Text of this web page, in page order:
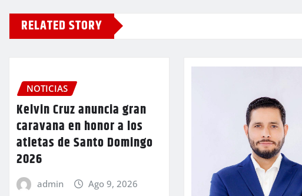
RELATED STORY
NOTICIAS
Kelvin Cruz anuncia gran
caravana en honor a los
atletas de Santo Domingo
2026
admin Ago 9, 2026